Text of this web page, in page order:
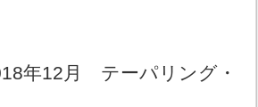
年12月 テーパリング・